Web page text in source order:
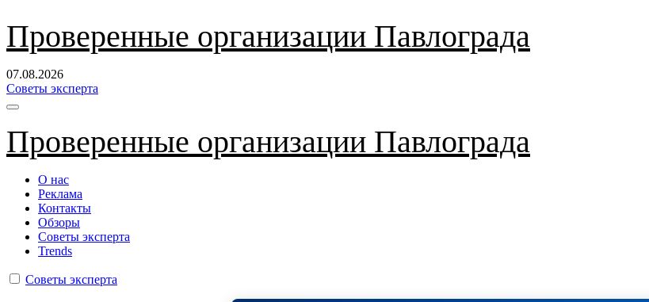
Перейти
содержанию
Проверенные организации Павлограда
07.08.2026
Советы эксперта
Проверенные организации Павлограда
О нас
Реклама
Контакты
Обзоры
Советы эксперта
Trends
Советы эксперта